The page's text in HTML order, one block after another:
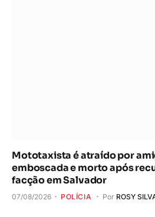
Mototaxista é atraído por
emboscada e morto após
facção em Salvador
07/08/2026 POLÍCIA Por ROSY